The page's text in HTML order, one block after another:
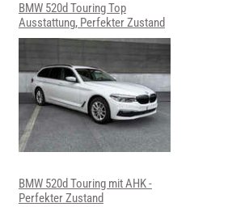
BMW 520d Touring Top
Ausstattung, Perfekter Zustand
BMW 520d Touring mit AHK -
Perfekter Zustand